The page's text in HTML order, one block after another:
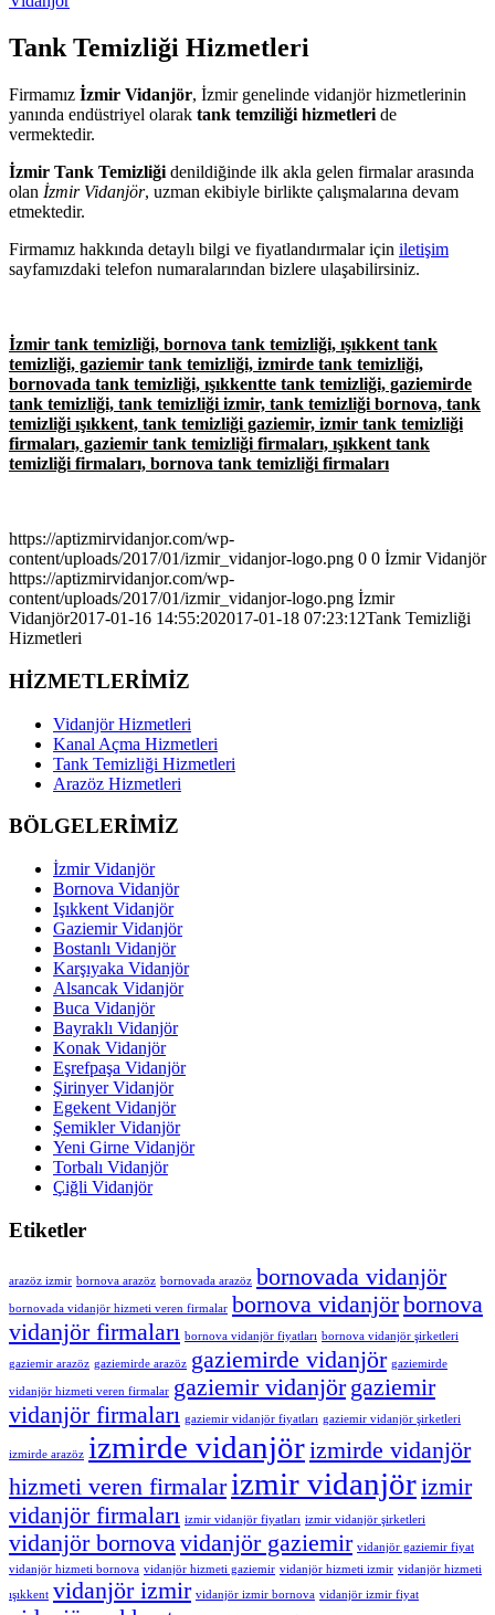
Tank Temizliği Hizmetleri
Firmamız İzmir Vidanjör, İzmir genelinde vidanjör hizmetlerinin
yanında endüstriyel olarak tank temziliği hizmetleri de
vermektedir.
İzmir Tank Temizliği denildiğinde ilk akla gelen firmalar arasında
olan İzmir Vidanjör, uzman ekibiyle birlikte çalışmalarına devam
etmektedir.
Firmamız hakkında detaylı bilgi ve fiyatlandırmalar için iletişim
sayfamızdaki telefon numaralarından bizlere ulaşabilirsiniz.
İzmir tank temizliği, bornova tank temizliği, ışıkkent tank
temizliği, gaziemir tank temizliği, izmirde tank temizliği,
bornovada tank temizliği, ışıkkentte tank temizliği, gaziemirde
tank temizliği, tank temizliği izmir, tank temizliği bornova, tank
temizliği ışıkkent, tank temizliği gaziemir, izmir tank temizliği
firmaları, gaziemir tank temizliği firmaları, ışıkkent tank
temizliği firmaları, bornova tank temizliği firmaları
https://aptizmirvidanjor.com/wp-
content/uploads/2017/01/izmir_vidanjor-logo.png 0 0 İzmir Vidanjör
https://aptizmirvidanjor.com/wp-
content/uploads/2017/01/izmir_vidanjor-logo.png İzmir
Vidanjör2017-01-16 14:55:202017-01-18 07:23:12Tank Temizliği
Hizmetleri
HİZMETLERİMİZ
Vidanjör Hizmetleri
Kanal Açma Hizmetleri
Tank Temizliği Hizmetleri
Arazöz Hizmetleri
BÖLGELERİMİZ
İzmir Vidanjör
Bornova Vidanjör
Işıkkent Vidanjör
Gaziemir Vidanjör
Bostanlı Vidanjör
Karşıyaka Vidanjör
Alsancak Vidanjör
Buca Vidanjör
Bayraklı Vidanjör
Konak Vidanjör
Eşrefpaşa Vidanjör
Şirinyer Vidanjör
Egekent Vidanjör
Şemikler Vidanjör
Yeni Girne Vidanjör
Torbalı Vidanjör
Çiğli Vidanjör
Etiketler
arazöz izmir bornova arazöz bornovada arazöz bornovada vidanjör
bornovada vidanjör hizmeti veren firmalar bornova vidanjörbornova
vidanjör firmaları bornova vidanjör fiyatları bornova vidanjör şirketleri
gaziemir arazöz gaziemirde arazöz gaziemirde vidanjör gaziemirde
vidanjör hizmeti veren firmalar gaziemir vidanjör gaziemir
vidanjör firmaları gaziemir vidanjör fiyatları gaziemir vidanjör şirketleri
izmirde arazöz izmirde vidanjörizmirde vidanjör
hizmeti veren firmalar izmir vidanjörizmir
vidanjör firmaları izmir vidanjör fiyatları izmir vidanjör şirketleri
vidanjör bornova vidanjör gaziemir vidanjör gaziemir fiyat
vidanjör hizmeti bornova vidanjör hizmeti gaziemir vidanjör hizmeti izmir vidanjör hizmeti
ışıkkent vidanjör izmir vidanjör izmir bornova vidanjör izmir fiyat